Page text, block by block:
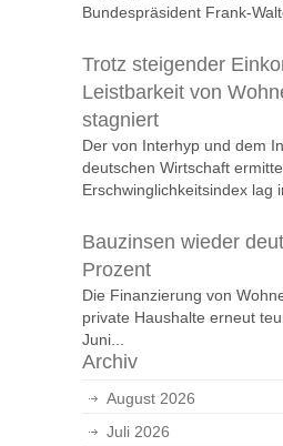
Bundespräsident Frank-
Trotz steigender
Leistbarkeit von
stagniert
Der von Interhyp und dem
deutschen Wirtschaft
Erschwinglichkeitsindex lag
Bauzinsen wieder
Prozent
Die Finanzierung von
private Haushalte erneut
Juni...
Archiv
August 2026
Juli 2026